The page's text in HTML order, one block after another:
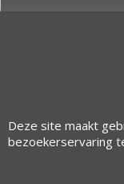
Webwinkel
Deze site maakt
bezoekerservaring